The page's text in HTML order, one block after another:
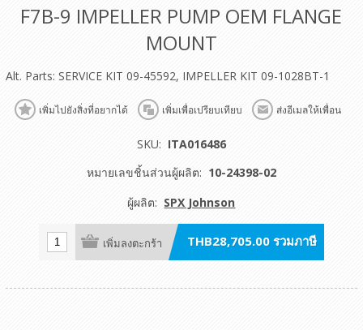
F7B-9 IMPELLER PUMP OEM FLANGE
MOUNT
Alt. Parts: SERVICE KIT 09-45592, IMPELLER KIT 09-1028BT-1
เพิ่มไปยังสิ่งที่อยากได้ เพิ่มเพื่อเปรียบเทียบ ส่งอีเมลให้เพื่อน
SKU: ITA016486
หมายเลขชิ้นส่วนผู้ผลิต: 10-24398-02
ผู้ผลิต: SPX Johnson
เพิ่มลงตะกร้า THB28,705.00 รวมภาษี